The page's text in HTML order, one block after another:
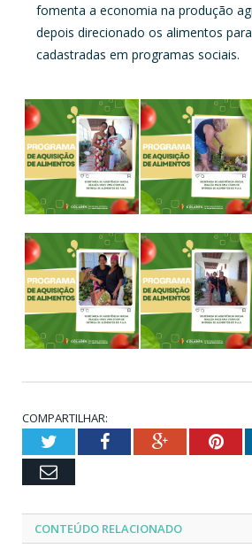
fomenta a economia na produção
depois direcionado os alimentos
cadastradas em programas sociais.
COMPARTILHAR:
TwitterFacebookGoogle+
Email
CONTEÚDO RELACIONADO